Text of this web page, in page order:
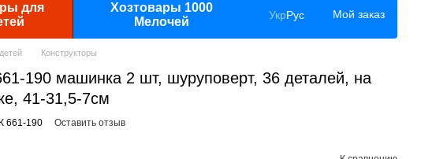
для
Хозтовары 1000
Мелочей
УкрРус Мой заказ
Конструкторы
190 машинка 2 шт, шуруповерт, 36 деталей, на
41-31,5-7см
661-190 Оставить отзыв